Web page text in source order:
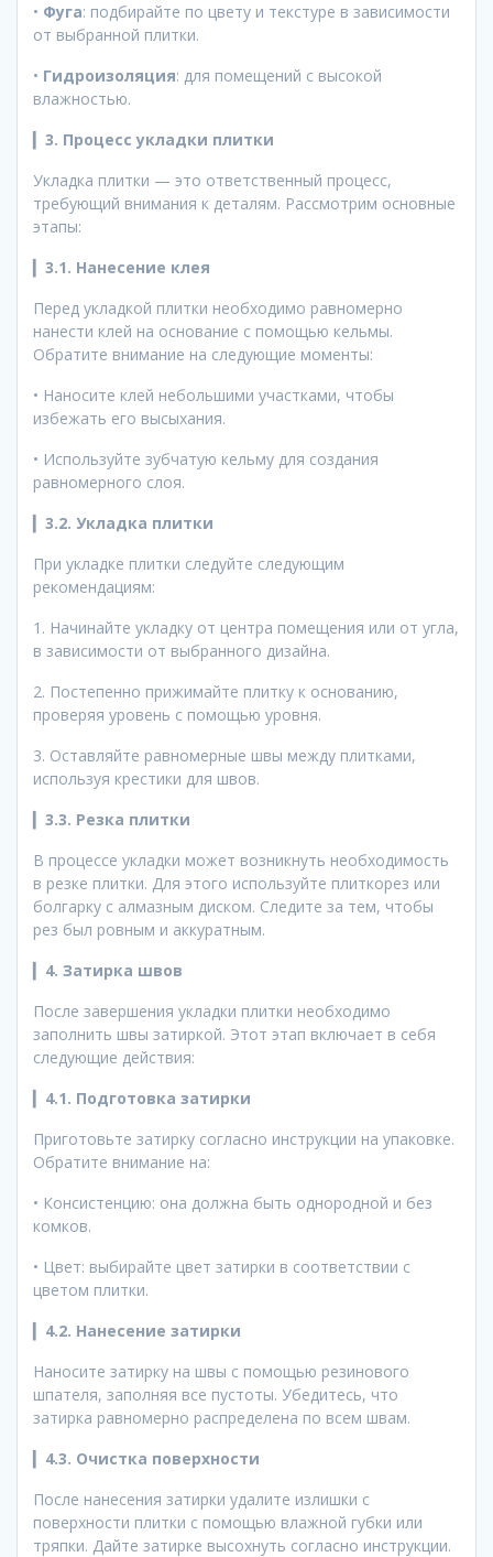
• Фуга: подбирайте по цвету и текстуре в зависимости
от выбранной плитки.
• Гидроизоляция: для помещений с высокой
влажностью.
3. Процесс укладки плитки
Укладка плитки — это ответственный процесс,
требующий внимания к деталям. Рассмотрим основные
этапы:
3.1. Нанесение клея
Перед укладкой плитки необходимо равномерно
нанести клей на основание с помощью кельмы.
Обратите внимание на следующие моменты:
• Наносите клей небольшими участками, чтобы
избежать его высыхания.
• Используйте зубчатую кельму для создания
равномерного слоя.
3.2. Укладка плитки
При укладке плитки следуйте следующим
рекомендациям:
1. Начинайте укладку от центра помещения или от угла,
в зависимости от выбранного дизайна.
2. Постепенно прижимайте плитку к основанию,
проверяя уровень с помощью уровня.
3. Оставляйте равномерные швы между плитками,
используя крестики для швов.
3.3. Резка плитки
В процессе укладки может возникнуть необходимость
в резке плитки. Для этого используйте плиткорез или
болгарку с алмазным диском. Следите за тем, чтобы
рез был ровным и аккуратным.
4. Затирка швов
После завершения укладки плитки необходимо
заполнить швы затиркой. Этот этап включает в себя
следующие действия:
4.1. Подготовка затирки
Приготовьте затирку согласно инструкции на упаковке.
Обратите внимание на:
• Консистенцию: она должна быть однородной и без
комков.
• Цвет: выбирайте цвет затирки в соответствии с
цветом плитки.
4.2. Нанесение затирки
Наносите затирку на швы с помощью резинового
шпателя, заполняя все пустоты. Убедитесь, что
затирка равномерно распределена по всем швам.
4.3. Очистка поверхности
После нанесения затирки удалите излишки с
поверхности плитки с помощью влажной губки или
тряпки. Дайте затирке высохнуть согласно инструкции.